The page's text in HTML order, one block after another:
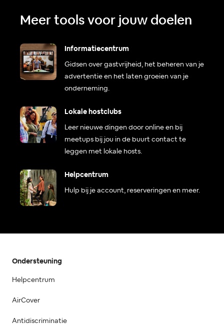
Meer tools voor jouw doelen
Informatiecentrum
Gidsen over gastvrijheid, het beheren van je
advertentie en het laten groeien van je
onderneming.
Lokale hostclubs
Leer nieuwe dingen door online en bij
meetups bij jou in de buurt contact te
leggen met lokale hosts.
Helpcentrum
Hulp bij je account, reserveringen en meer.
Ondersteuning
Helpcentrum
AirCover
Antidiscriminatie